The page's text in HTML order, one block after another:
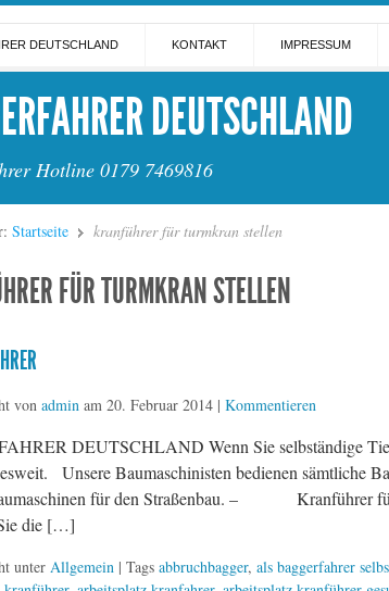
DEUTSCHLAND KONTAKT IMPRESSUM
DEUTSCHLAND
Hotline 0179 7469816
Startseite kranführer für turmkran stellen
FÜR TURMKRAN STELLEN
von admin am 20. Februar 2014| Kommentieren
DEUTSCHLAND Wenn Sie selbständige
Unsere Baumaschinisten
für den Straßenbau. – Kranführer für
die […]
unter Allgemein | Tags abbruchbagger, als baggerfahrer